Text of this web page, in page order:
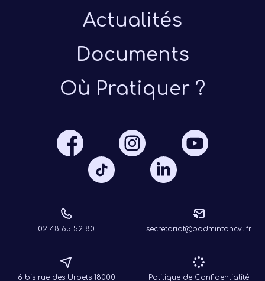
Actualités
Documents
Où Pratiquer ?
02 48 65 52 80 secretariat@badmintoncvl.fr
6 bis rue des Urbets 18000 Politique de Confidentialité